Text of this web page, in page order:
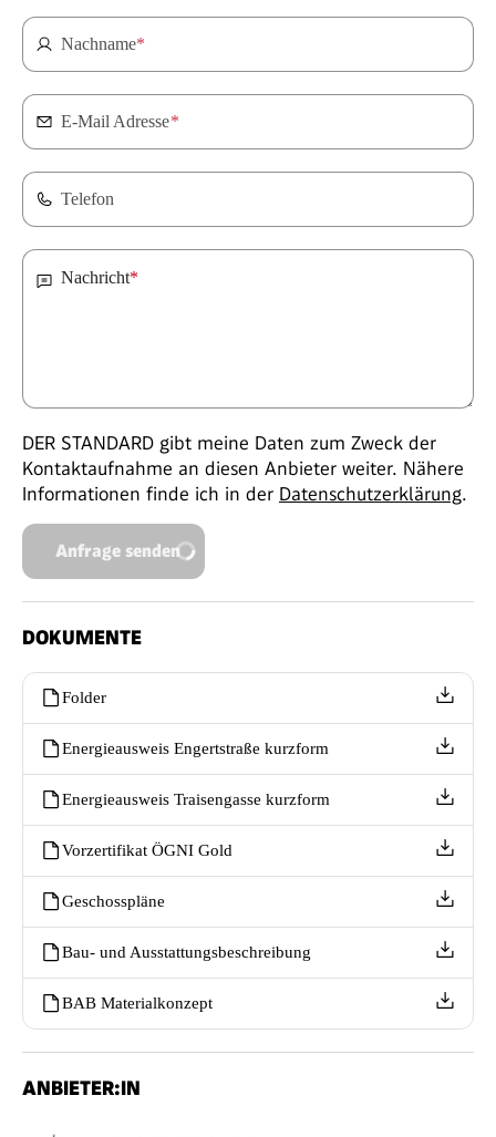
Nachname*
E-Mail Adresse*
Telefon
Nachricht*
DER STANDARD gibt meine Daten zum Zweck der
Kontaktaufnahme an diesen Anbieter weiter. Nähere
Informationen finde ich in der Datenschutzerklärung.
Anfrage senden
DOKUMENTE
Folder
Energieausweis Engertstraße kurzform
Energieausweis Traisengasse kurzform
Vorzertifikat ÖGNI Gold
Geschosspläne
Bau- und Ausstattungsbeschreibung
BAB Materialkonzept
ANBIETER:IN